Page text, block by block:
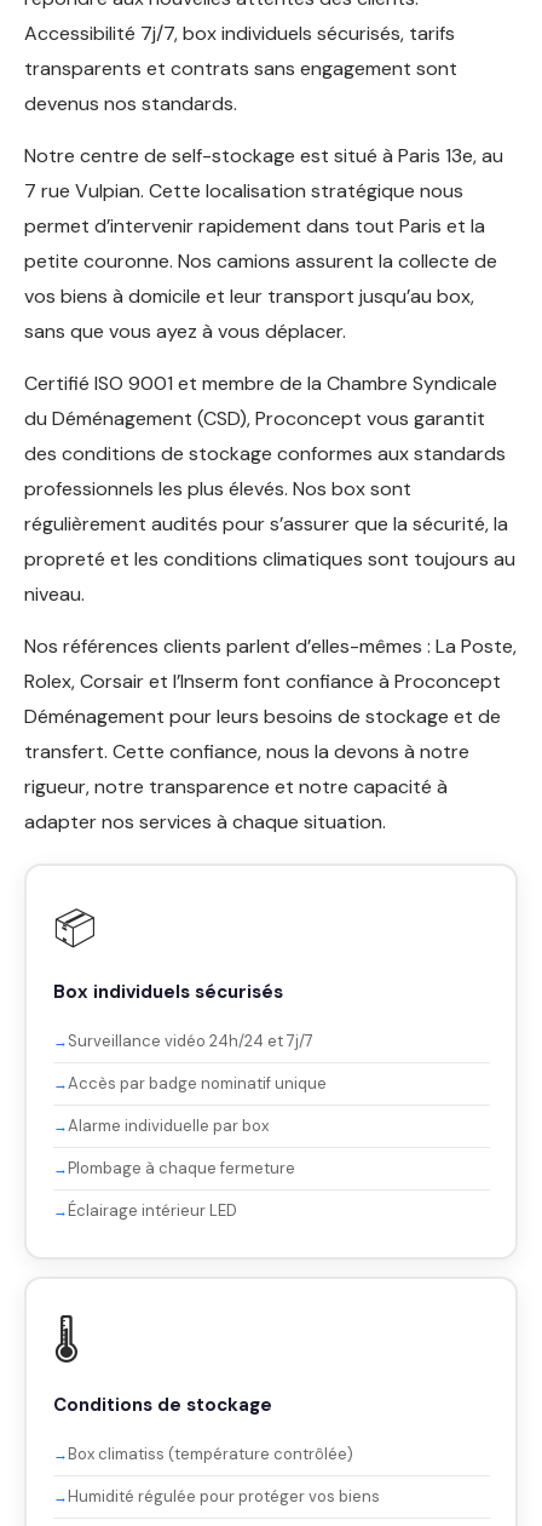
Accessibilité 7j/7, box individuels sécurisés, tarifs
transparents et contrats sans engagement sont
devenus nos standards.
Notre centre de self-stockage est situé à Paris 13e, au
7 rue Vulpian. Cette localisation stratégique nous
permet d’intervenir rapidement dans tout Paris et la
petite couronne. Nos camions assurent la collecte de
vos biens à domicile et leur transport jusqu’au box,
sans que vous ayez à vous déplacer.
Certifié ISO 9001 et membre de la Chambre Syndicale
du Déménagement (CSD), Proconcept vous garantit
des conditions de stockage conformes aux standards
professionnels les plus élevés. Nos box sont
régulièrement audités pour s’assurer que la sécurité, la
propreté et les conditions climatiques sont toujours au
niveau.
Nos références clients parlent d’elles-mêmes : La Poste,
Rolex, Corsair et l’Inserm font confiance à Proconcept
Déménagement pour leurs besoins de stockage et de
transfert. Cette confiance, nous la devons à notre
rigueur, notre transparence et notre capacité à
adapter nos services à chaque situation.
📦
Box individuels sécurisés
Surveillance vidéo 24h/24 et 7j/7
Accès par badge nominatif unique
Alarme individuelle par box
Plombage à chaque fermeture
Éclairage intérieur LED
🌡️
Conditions de stockage
Box climatiss (température contrôlée)
Humidité régulée pour protéger vos biens